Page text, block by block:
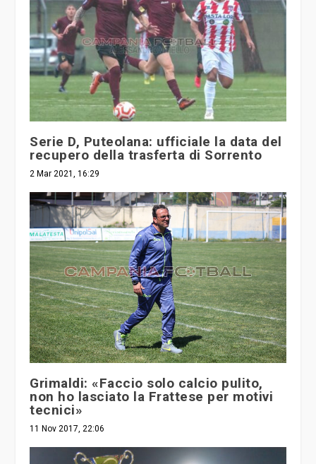
Serie D, Puteolana: ufficiale la data del
recupero della trasferta di Sorrento
2 Mar 2021, 16:29
Grimaldi: «Faccio solo calcio pulito,
non ho lasciato la Frattese per motivi
tecnici»
11 Nov 2017, 22:06